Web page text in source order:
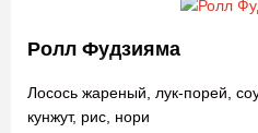
Ролл Фудзияма
Лосось жареный, лук-порей,
кунжут, рис, нори